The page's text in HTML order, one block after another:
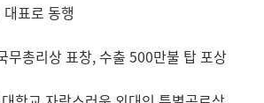
표로 동행
무총리상 표창, 수출 500만불 탑 포상